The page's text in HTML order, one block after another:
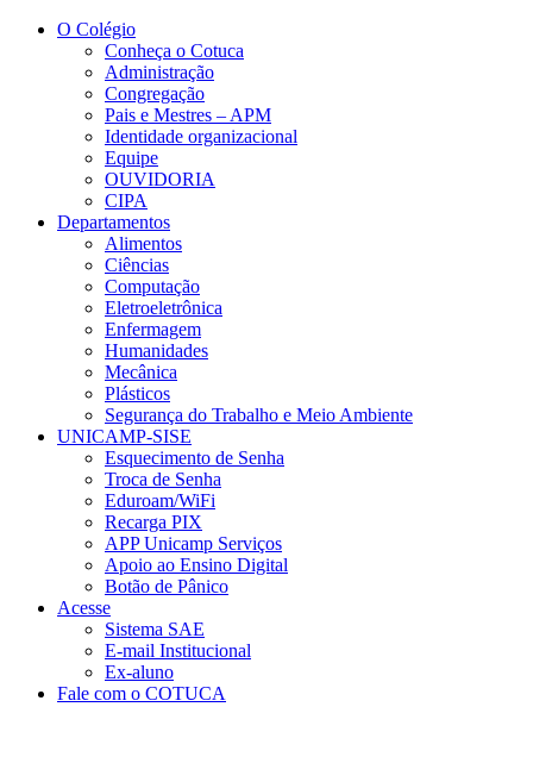
Conteúdo principal
O Colégio
Conheça o Cotuca
Administração
Congregação
Pais e Mestres – APM
Identidade organizacional
Equipe
OUVIDORIA
CIPA
Departamentos
Alimentos
Ciências
Computação
Eletroeletrônica
Enfermagem
Humanidades
Mecânica
Plásticos
Segurança do Trabalho e Meio Ambiente
UNICAMP-SISE
Esquecimento de Senha
Troca de Senha
Eduroam/WiFi
Recarga PIX
APP Unicamp Serviços
Apoio ao Ensino Digital
Botão de Pânico
Acesse
Sistema SAE
E-mail Institucional
Ex-aluno
Fale com o COTUCA